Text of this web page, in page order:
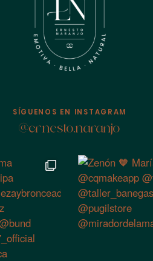
SÍGUENOS EN INSTAGRAM
@ernesto.naranjo